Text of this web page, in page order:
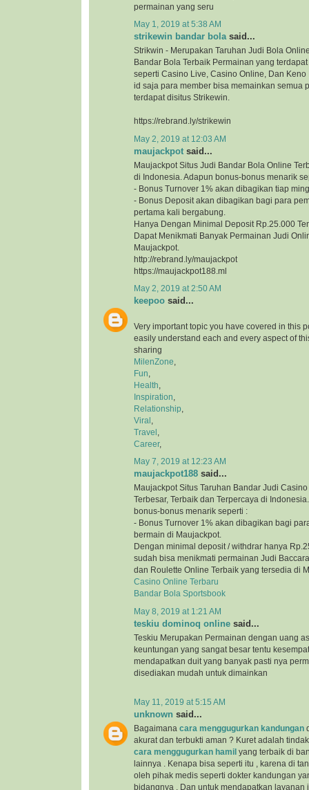
permainan yang seru
May 1, 2019 at 5:38 AM
strikewin bandar bolasaid...
Strikwin - Merupakan Taruhan Judi Bola
Bandar Bola Terbaik Permainan yang
seperti Casino Live, Casino Online, Dan
id saja para member bisa memainkan semua
terdapat disitus Strikewin.
https://rebrand.ly/strikewin
May 2, 2019 at 12:03 AM
maujackpot said...
Maujackpot Situs Judi Bandar Bola Online
di Indonesia. Adapun bonus-bonus menarik
- Bonus Turnover 1% akan dibagikan tiap
- Bonus Deposit akan dibagikan bagi para
pertama kali bergabung.
Hanya Dengan Minimal Deposit Rp.25.000
Dapat Menikmati Banyak Permainan Judi
Maujackpot.
http://rebrand.ly/maujackpot
https://maujackpot188.ml
May 2, 2019 at 2:50 AM
keepoo said...
Very important topic you have covered in this
easily understand each and every aspect of
sharing
MilenZone
Fun
Health
Inspiration
Relationship
Viral
Travel
Career,
May 7, 2019 at 12:23 AM
maujackpot188 said...
Maujackpot Situs Taruhan Bandar Judi
Terbesar, Terbaik dan Terpercaya di
bonus-bonus menarik seperti :
- Bonus Turnover 1% akan dibagikan bagi
bermain di Maujackpot.
Dengan minimal deposit / withdrar hanya
sudah bisa menikmati permainan Judi
dan Roulette Online Terbaik yang tersedia di
Casino Online Terbaru
Bandar Bola Sportsbook
May 8, 2019 at 1:21 AM
teskiu dominoq online said...
Teskiu Merupakan Permainan dengan uang
keuntungan yang sangat besar tentu
mendapatkan duit yang banyak pasti nya
disediakan mudah untuk dimainkan
May 11, 2019 at 5:15 AM
unknown said...
Bagaimana cara menggugurkan kandungan
akurat dan terbukti aman ? Kuret adalah
cara menggugurkan hamil yang terbaik di
lainnya . Kenapa bisa seperti itu , karena di
oleh pihak medis seperti dokter kandungan
bidangnya . Dan untuk mendapatkan layanan